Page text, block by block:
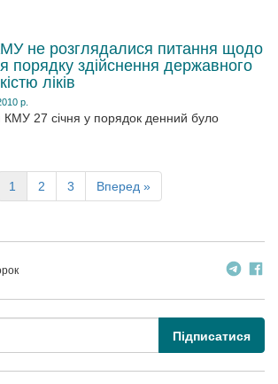
не розглядалися питання щодо
порядку здійснення державного
ліків
р.
КМУ 27 січня у порядок денний було
1 2 3 Вперед »
Підписатися